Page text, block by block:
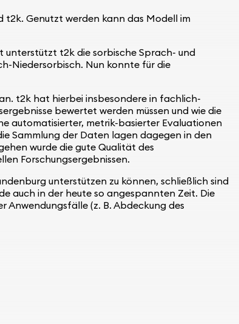
t2k. Genutzt werden kann das Modell im
unterstützt t2k die sorbische Sprach- und
Niedersorbisch. Nun konnte für die
t2k hat hierbei insbesondere in fachlich-
bewertet werden müssen und wie die
automatisierter, metrik-basierter Evaluationen
Sammlung der Daten lagen dagegen in den
wurde die gute Qualität des
Forschungsergebnissen.
unterstützen zu können, schließlich sind
auch in der heute so angespannten Zeit. Die
Anwendungsfälle (z. B. Abdeckung des